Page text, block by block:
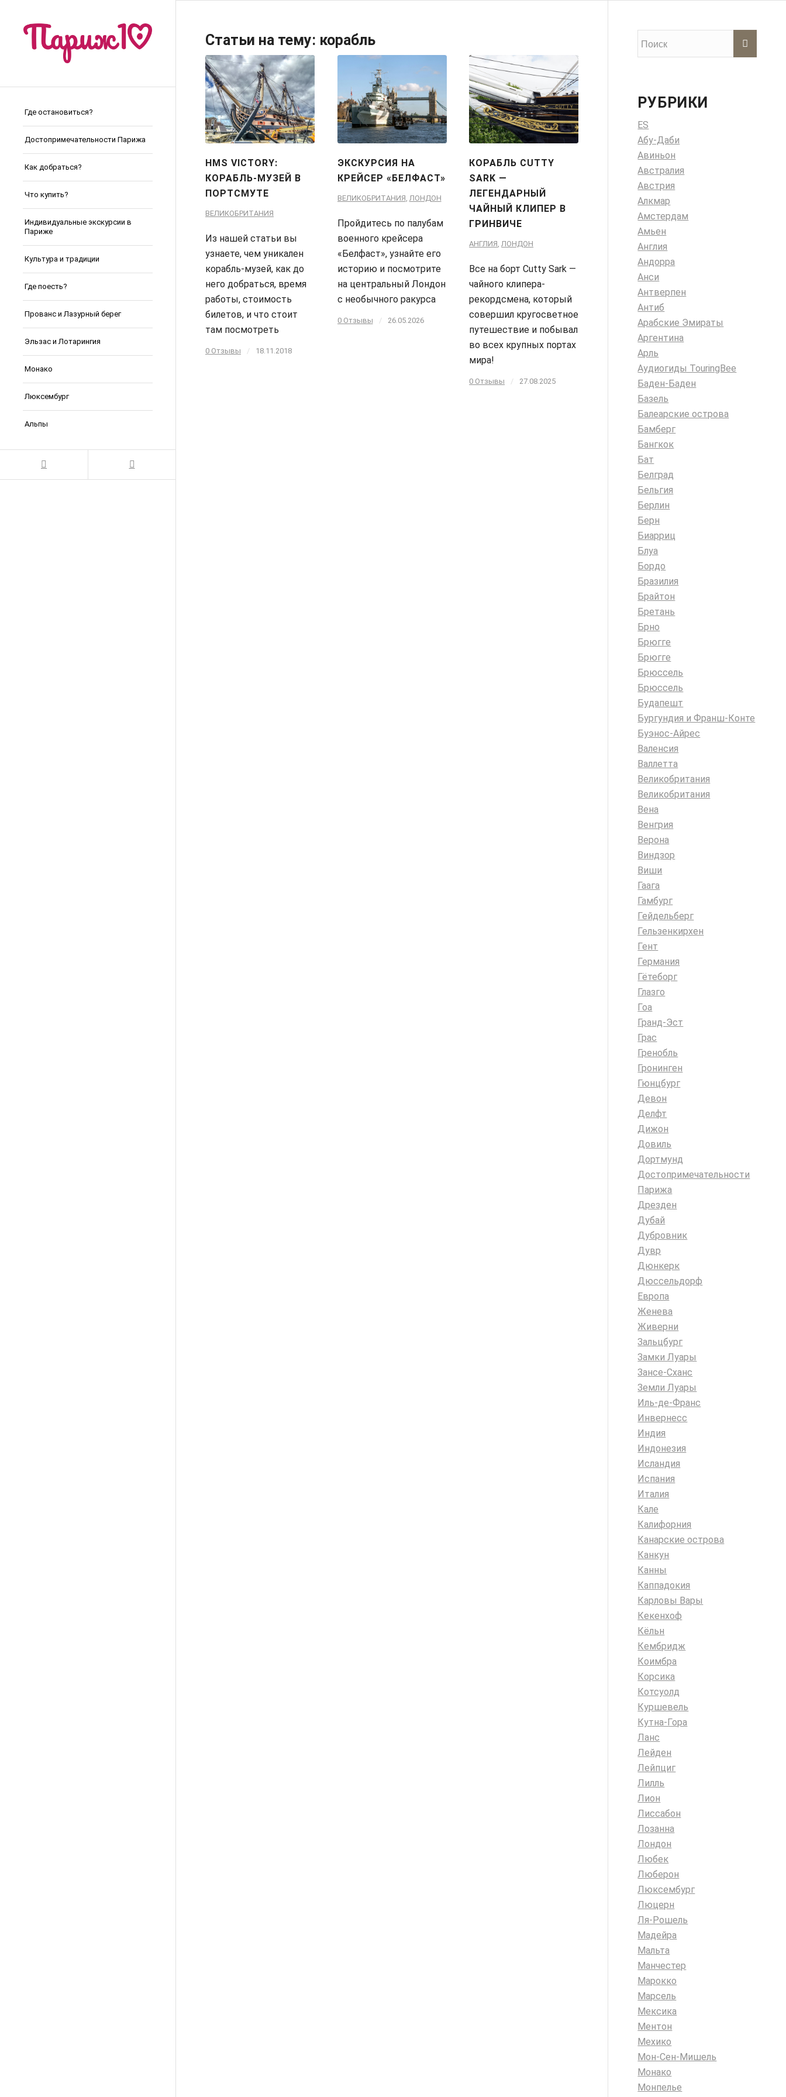
Где остановиться?
Достопримечательности Парижа
Как добраться?
Что купить?
Индивидуальные экскурсии в
Париже
Культура и традиции
Где поесть?
Прованс и Лазурный берег
Эльзас и Лотарингия
Монако
Люксембург
Альпы
Статьи на тему: корабль
HMS VICTORY:
КОРАБЛЬ-МУЗЕЙ В
ПОРТСМУТЕ
ВЕЛИКОБРИТАНИЯ
Из нашей статьи вы
узнаете, чем уникален
корабль-музей, как до
него добраться, время
работы, стоимость
билетов, и что стоит
там посмотреть
0 Отзывы / 18.11.2018
ЭКСКУРСИЯ НА
КРЕЙСЕР «БЕЛФАСТ»
ВЕЛИКОБРИТАНИЯ, ЛОНДОН
Пройдитесь по палубам
военного крейсера
«Белфаст», узнайте его
историю и посмотрите
на центральный Лондон
с необычного ракурса
0 Отзывы / 26.05.2026
КОРАБЛЬ CUTTY
SARK —
ЛЕГЕНДАРНЫЙ
ЧАЙНЫЙ КЛИПЕР В
ГРИНВИЧЕ
АНГЛИЯ,ЛОНДОН
Все на борт Cutty Sark —
чайного клипера-
рекордсмена, который
совершил кругосветное
путешествие и побывал
во всех крупных портах
мира!
0 Отзывы / 27.08.2025
РУБРИКИ
ES
Абу-Даби
Авиньон
Австралия
Австрия
Алкмар
Амстердам
Амьен
Англия
Андорра
Анси
Антверпен
Антиб
Арабские Эмираты
Аргентина
Арль
Аудиогиды TouringBee
Баден-Баден
Базель
Балеарские острова
Бамберг
Бангкок
Бат
Белград
Бельгия
Берлин
Берн
Биарриц
Блуа
Бордо
Бразилия
Брайтон
Бретань
Брно
Брюгге
Брюгге
Брюссель
Брюссель
Будапешт
Бургундия и Франш-Конте
Буэнос-Айрес
Валенсия
Валлетта
Великобритания
Великобритания
Вена
Венгрия
Верона
Виндзор
Виши
Гаага
Гамбург
Гейдельберг
Гельзенкирхен
Гент
Германия
Гётеборг
Глазго
Гоа
Гранд-Эст
Грас
Гренобль
Гронинген
Гюнцбург
Девон
Делфт
Дижон
Довиль
Дортмунд
Достопримечательности
Парижа
Дрезден
Дубай
Дубровник
Дувр
Дюнкерк
Дюссельдорф
Европа
Женева
Живерни
Зальцбург
Замки Луары
Зансе-Сханс
Земли Луары
Иль-де-Франс
Инвернесс
Индия
Индонезия
Исландия
Испания
Италия
Кале
Калифорния
Канарские острова
Канкун
Канны
Каппадокия
Карловы Вары
Кекенхоф
Кёльн
Кембридж
Коимбра
Корсика
Котсуолд
Куршевель
Кутна-Гора
Ланс
Лейден
Лейпциг
Лилль
Лион
Лиссабон
Лозанна
Лондон
Любек
Люберон
Люксембург
Люцерн
Ля-Рошель
Мадейра
Мальта
Манчестер
Марокко
Марсель
Мексика
Ментон
Мехико
Мон-Сен-Мишель
Монако
Монпелье